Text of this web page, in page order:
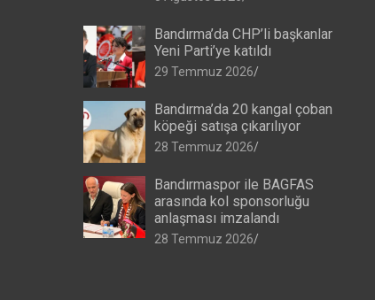
Bandırma’da CHP’li başkanlar
Yeni Parti’ye katıldı
29 Temmuz 2026
Bandırma’da 20 kangal çoban
köpeği satışa çıkarılıyor
28 Temmuz 2026
Bandırmaspor ile BAGFAS
arasında kol sponsorluğu
anlaşması imzalandı
28 Temmuz 2026